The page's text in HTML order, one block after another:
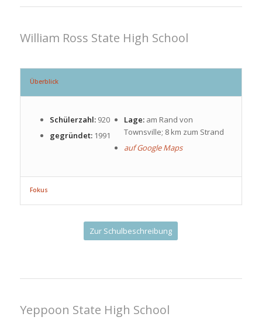
William Ross State High School
Überblick
Schülerzahl:920
gegründet:1991
Lage: am Rand von
Townsville; 8 km zum Strand
auf Google Maps
Fokus
Zur Schulbeschreibung
Yeppoon State High School